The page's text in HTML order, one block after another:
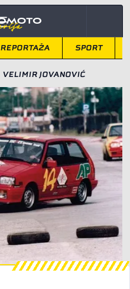
REPORTAŽA SPORT
VELIMIR JOVANOVIĆ